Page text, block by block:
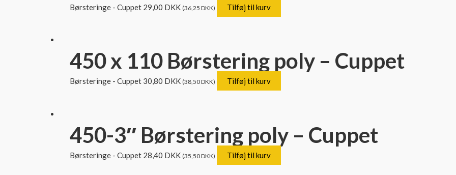
Børsteringe - Cuppet 29,00 DKK (36,25 DKK) Tilføj til kurv
450 x 110 Børstering poly – Cuppet
Børsteringe - Cuppet 30,80 DKK (38,50DKK) Tilføj til kurv
450-3″ Børstering poly – Cuppet
Børsteringe - Cuppet 28,40 DKK (35,50DKK) Tilføj til kurv